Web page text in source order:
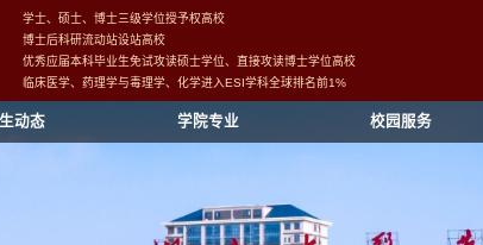
学士、硕士、博士三级学位授予权高校
博士后科研流动站设站高校
优秀应届本科毕业生免试攻读硕士学位、直接攻读博士学位高校
临床医学、药理学与毒理学、化学进入ESI学科全球排名前1%
动态 学院专业 校园服务